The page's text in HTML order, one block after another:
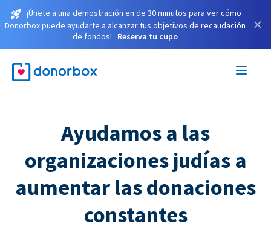
¡Únete a una demostración en de 30 minutos para ver cómo
Donorbox puede ayudarte a alcanzar tus objetivos de recaudación
de fondos!
Reserva tu cupo
×
Ayudamos a las
organizaciones judías a
aumentar las donaciones
constantes